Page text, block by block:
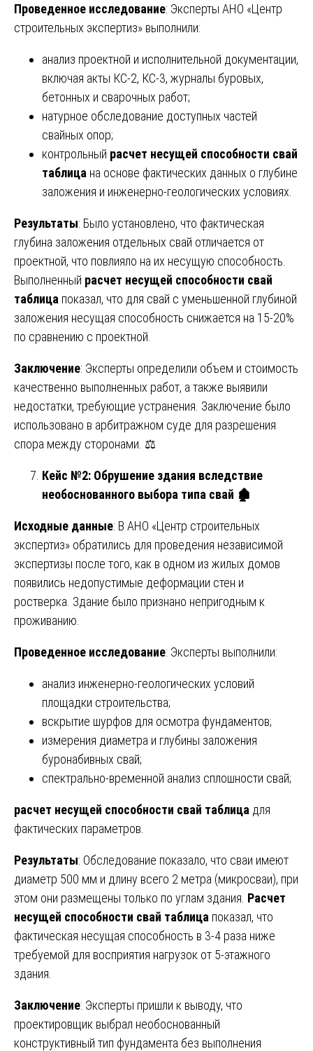
Проведенное исследование: Эксперты АНО «Центр
строительных экспертиз» выполнили:
анализ проектной и исполнительной документации,
включая акты КС-2, КС-3, журналы буровых,
бетонных и сварочных работ;
натурное обследование доступных частей
свайных опор;
контрольный расчет несущей способности свай
таблица на основе фактических данных о глубине
заложения и инженерно-геологических условиях.
Результаты: Было установлено, что фактическая
глубина заложения отдельных свай отличается от
проектной, что повлияло на их несущую способность.
Выполненный расчет несущей способности свай
таблица показал, что для свай с уменьшенной глубиной
заложения несущая способность снижается на 15-20%
по сравнению с проектной.
Заключение: Эксперты определили объем и стоимость
качественно выполненных работ, а также выявили
недостатки, требующие устранения. Заключение было
использовано в арбитражном суде для разрешения
спора между сторонами. ⚖️
Кейс №2: Обрушение здания вследствие
необоснованного выбора типа свай 🏚
Исходные данные: В АНО «Центр строительных
экспертиз» обратились для проведения независимой
экспертизы после того, как в одном из жилых домов
появились недопустимые деформации стен и
ростверка. Здание было признано непригодным к
проживанию.
Проведенное исследование: Эксперты выполнили:
анализ инженерно-геологических условий
площадки строительства;
вскрытие шурфов для осмотра фундаментов;
измерения диаметра и глубины заложения
буронабивных свай;
спектрально-временной анализ сплошности свай;
расчет несущей способности свай таблица для
фактических параметров.
Результаты: Обследование показало, что сваи имеют
диаметр 500 мм и длину всего 2 метра (микросваи), при
этом они размещены только по углам здания. Расчет
несущей способности свай таблица показал, что
фактическая несущая способность в 3-4 раза ниже
требуемой для восприятия нагрузок от 5-этажного
здания.
Заключение: Эксперты пришли к выводу, что
проектировщик выбрал необоснованный
конструктивный тип фундамента без выполнения